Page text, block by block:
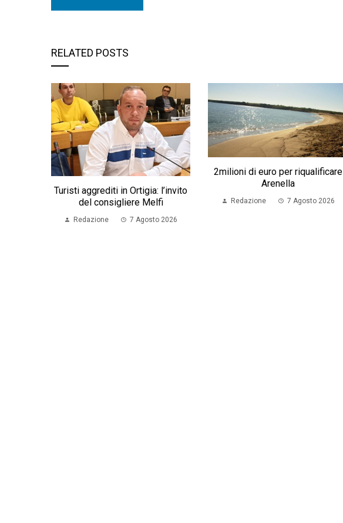
RELATED POSTS
Turisti aggrediti in Ortigia: l’invito
del consigliere Melfi
Redazione 7 Agosto 2026
2milioni di euro per riqualificare
Arenella
Redazione 7 Agosto 2026